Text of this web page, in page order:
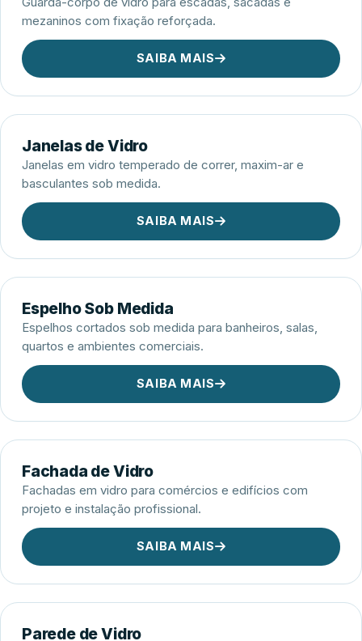
mezaninos com fixação reforçada.
SAIBA MAIS
Janelas de Vidro
Janelas em vidro temperado de correr, maxim-ar e
basculantes sob medida.
SAIBA MAIS
Espelho Sob Medida
Espelhos cortados sob medida para banheiros, salas,
quartos e ambientes comerciais.
SAIBA MAIS
Fachada de Vidro
Fachadas em vidro para comércios e edifícios com
projeto e instalação profissional.
SAIBA MAIS
Parede de Vidro